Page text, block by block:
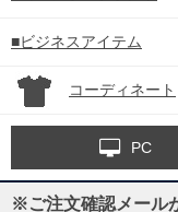
■ビジネスアイテム
コーディネート
PC
※ご注文確認メール